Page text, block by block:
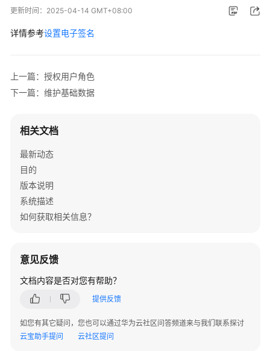
新
态
户
指
南
产
手
册
说
产
述
产
功
能
更新时间： 2025-04-14 GMT+08:00
详情参考设置电子签名
上一篇：授权用户角色
下一篇：维护基础数据
相关文档
最新动态
目的
版本说明
系统描述
如何获取相关信息？
意见反馈
文档内容是否对您有帮助？
提供反馈
如您有其它疑问，您也可以通过华为云社区问答频道来与我们联系探讨
云宝助手提问
云社区提问